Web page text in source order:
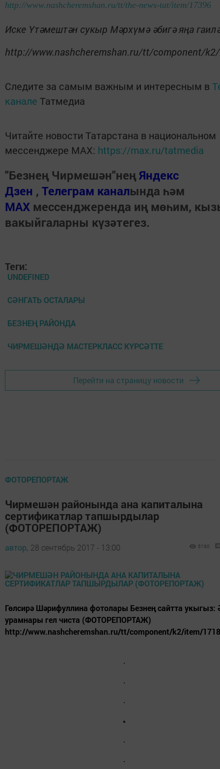
http://www.nashcheremshan.ru/tt/the-news-tat/item/17396
Иске Үтәмештән сукыр Мәрхүмә әбигә яңа
http://www.nashcheremshan.ru/tt/component/
Следите за самым важным и интересным в
канале Татмедиа
Читайте новости Татарстана в национальном
мессенджере MАХ: https://max.ru/tatmedia
"Безнең Чирмешән"неңЯндекс
Дзен , Телеграм каналында һәм
МАХ мессенджеренда иң мөһим,
вакыйгаларны күзәтегез.
Теги:
UNDEFINED
СӘНГАТЬ ОСТАЛАРЫ
БЕЗНЕҢ РАЙОНДА
ЧИРМЕШӘНДӘ МАСТЕРКЛАСС КҮРСӘТТЕ
Перейти на страницу новости
ФОТОРЕПОРТАЖ
Чирмешән районында ана капиталына
сертификатлар тапшырдылар
(ФОТОРЕПОРТАЖ)
автор, 28 сентябрь 2017 - 13:00 5190
Гөлсирә Шәрифуллина фотолары Безнең сайтта укыгыз:
урамнары гел чиста (ФОТОРЕПОРТАЖ)
http://www.nashcheremshan.ru/tt/component/k2/item/